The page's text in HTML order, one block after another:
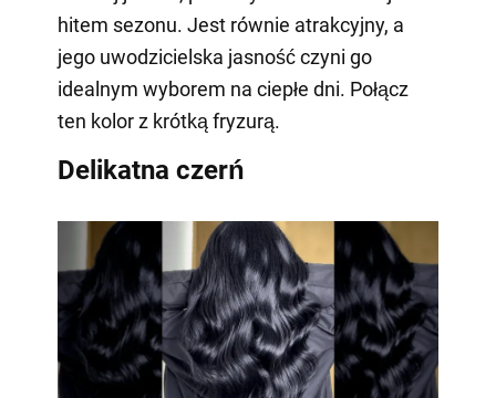
hitem sezonu. Jest równie atrakcyjny, a
jego uwodzicielska jasność czyni go
idealnym wyborem na ciepłe dni. Połącz
ten kolor z krótką fryzurą.
Delikatna czerń